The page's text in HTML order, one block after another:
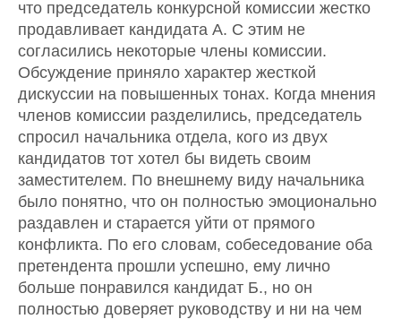
что председатель конкурсной комиссии жестко
продавливает кандидата А. С этим не
согласились некоторые члены комиссии.
Обсуждение приняло характер жесткой
дискуссии на повышенных тонах. Когда мнения
членов комиссии разделились, председатель
спросил начальника отдела, кого из двух
кандидатов тот хотел бы видеть своим
заместителем. По внешнему виду начальника
было понятно, что он полностью эмоционально
раздавлен и старается уйти от прямого
конфликта. По его словам, собеседование оба
претендента прошли успешно, ему лично
больше понравился кандидат Б., но он
полностью доверяет руководству и ни на чем